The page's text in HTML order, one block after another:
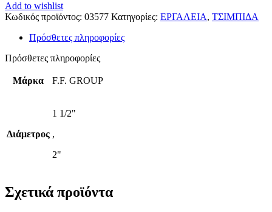
Add to wishlist
Κωδικός προϊόντος: 03577 Κατηγορίες: ΕΡΓΑΛΕΙΑ, ΤΣΙΜΠΙΔΑ
Πρόσθετες πληροφορίες
Πρόσθετες πληροφορίες
Μάρκα F.F. GROUP
Διάμετρος
1 1/2"
,
2"
Σχετικά προϊόντα